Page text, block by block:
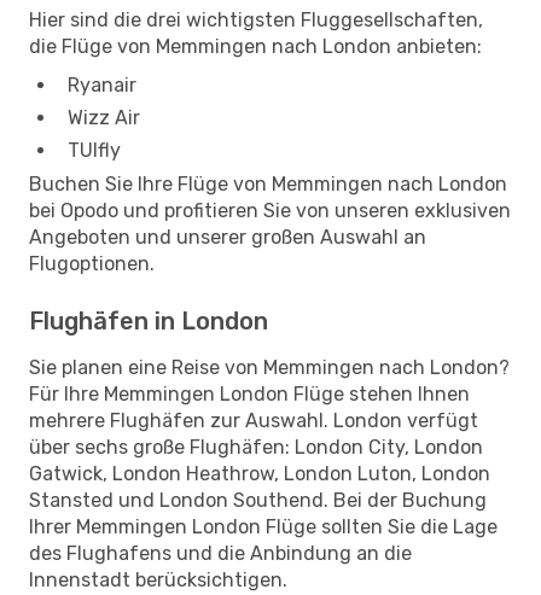
Hier sind die drei wichtigsten Fluggesellschaften,
die Flüge von Memmingen nach London anbieten:
Ryanair
Wizz Air
TUIfly
Buchen Sie Ihre Flüge von Memmingen nach London
bei Opodo und profitieren Sie von unseren exklusiven
Angeboten und unserer großen Auswahl an
Flugoptionen.
Flughäfen in London
Sie planen eine Reise von Memmingen nach London?
Für Ihre Memmingen London Flüge stehen Ihnen
mehrere Flughäfen zur Auswahl. London verfügt
über sechs große Flughäfen: London City, London
Gatwick, London Heathrow, London Luton, London
Stansted und London Southend. Bei der Buchung
Ihrer Memmingen London Flüge sollten Sie die Lage
des Flughafens und die Anbindung an die
Innenstadt berücksichtigen.